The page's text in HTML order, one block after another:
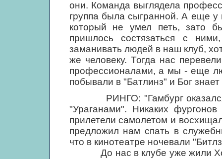
они. Команда выглядела
группа была сыгранной. А еще
который не умел петь, зато
пришлось состязаться с
заманивать людей в наш клуб,
же человеку. Тогда нас
профессионалами, а мы - еще
побывали в "Батлинз" и Бог
РИНГО: "Гамбург оказался
"Ураганами". Никаких
прилетели самолетом и
предложил нам спать в
что в кинотеатре ночевали
До нас в клубе уже жили Хоуи